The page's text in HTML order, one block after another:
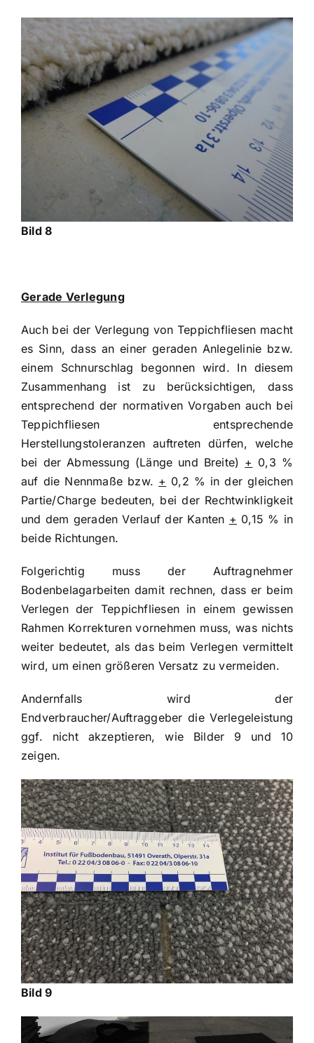
Bild 8
Gerade Verlegung
Auch bei der Verlegung von Teppichfliesen macht
es Sinn, dass an einer geraden Anlegelinie bzw.
einem Schnurschlag begonnen wird. In diesem
Zusammenhang ist zu berücksichtigen, dass
entsprechend der normativen Vorgaben auch bei
Teppichfliesen entsprechende
Herstellungstoleranzen auftreten dürfen, welche
bei der Abmessung (Länge und Breite) + 0,3 %
auf die Nennmaße bzw. + 0,2 % in der gleichen
Partie/Charge bedeuten, bei der Rechtwinkligkeit
und dem geraden Verlauf der Kanten + 0,15 % in
beide Richtungen.
Folgerichtig muss der Auftragnehmer
Bodenbelagarbeiten damit rechnen, dass er beim
Verlegen der Teppichfliesen in einem gewissen
Rahmen Korrekturen vornehmen muss, was nichts
weiter bedeutet, als das beim Verlegen vermittelt
wird, um einen größeren Versatz zu vermeiden.
Andernfalls wird der
Endverbraucher/Auftraggeber die Verlegeleistung
ggf. nicht akzeptieren, wie Bilder 9 und 10
zeigen.
Bild 9